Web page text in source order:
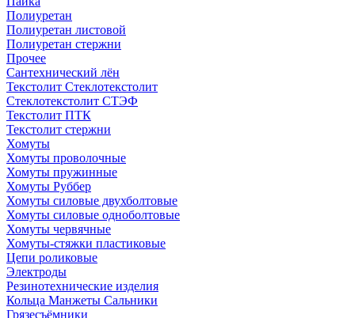
Полиуретан
Полиуретан листовой
Полиуретан стержни
Прочее
Сантехнический лён
Текстолит Стеклотекстолит
Стеклотекстолит СТЭФ
Текстолит ПТК
Текстолит стержни
Хомуты
Хомуты проволочные
Хомуты пружинные
Хомуты Руббер
Хомуты силовые двухболтовые
Хомуты силовые одноболтовые
Хомуты червячные
Хомуты-стяжки пластиковые
Цепи роликовые
Электроды
Резинотехнические изделия
Кольца Манжеты Сальники
Грязесъёмники